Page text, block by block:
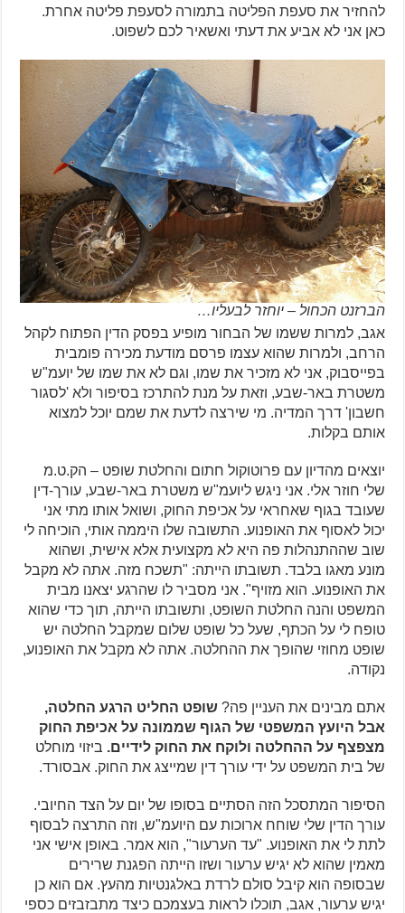
להחזיר את סעפת הפליטה בתמורה לסעפת פליטה אחרת.
כאן אני לא אביע את דעתי ואשאיר לכם לשפוט.
הברזנט הכחול – יוחזר לבעליו…
אגב, למרות ששמו של הבחור מופיע בפסק הדין הפתוח לקהל
הרחב, ולמרות שהוא עצמו פרסם מודעת מכירה פומבית
בפייסבוק, אני לא מזכיר את שמו, וגם לא את שמו של יועמ"ש
משטרת באר-שבע, וזאת על מנת להתרכז בסיפור ולא 'לסגור
חשבון' דרך המדיה. מי שירצה לדעת את שמם יוכל למצוא
אותם בקלות.
יוצאים מהדיון עם פרוטוקול חתום והחלטת שופט – הק.ט.מ
שלי חוזר אלי. אני ניגש ליועמ"ש משטרת באר-שבע, עורך-דין
שעובד בגוף שאחראי על אכיפת החוק, ושואל אותו מתי אני
יכול לאסוף את האופנוע. התשובה שלו היממה אותי, הוכיחה לי
שוב שההתנהלות פה היא לא מקצועית אלא אישית, ושהוא
מונע מאגו בלבד. תשובתו הייתה: "תשכח מזה. אתה לא מקבל
את האופנוע. הוא מזויף". אני מסביר לו שהרגע יצאנו מבית
המשפט והנה החלטת השופט, ותשובתו הייתה, תוך כדי שהוא
טופח לי על הכתף, שעל כל שופט שלום שמקבל החלטה יש
שופט מחוזי שהופך את ההחלטה. אתה לא מקבל את האופנוע,
נקודה.
אתם מבינים את העניין פה?שופט החליט הרגע החלטה,
אבל היועץ המשפטי של הגוף שממונה על אכיפת החוק
מצפצף על ההחלטה ולוקח את החוק לידיים. ביזוי מוחלט
של בית המשפט על ידי עורך דין שמייצג את החוק. אבסורד.
הסיפור המתסכל הזה הסתיים בסופו של יום על הצד החיובי.
עורך הדין שלי שוחח ארוכות עם היועמ"ש, וזה התרצה לבסוף
לתת לי את האופנוע. "עד הערעור", הוא אמר. באופן אישי אני
מאמין שהוא לא יגיש ערעור ושזו הייתה הפגנת שרירים
שבסופה הוא קיבל סולם לרדת באלגנטיות מהעץ. אם הוא כן
יגיש ערעור, אגב, תוכלו לראות בעצמכם כיצד מתבזבזים כספי